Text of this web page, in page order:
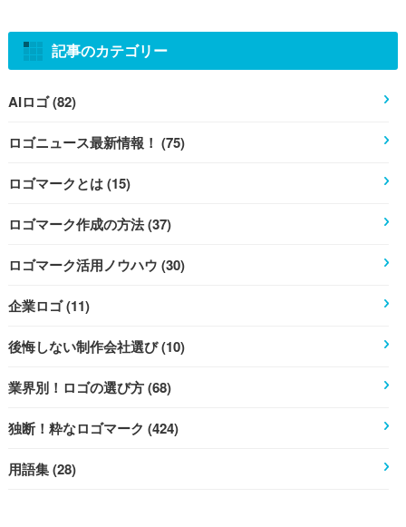
記事のカテゴリー
AIロゴ (82)
ロゴニュース最新情報！ (75)
ロゴマークとは (15)
ロゴマーク作成の方法 (37)
ロゴマーク活用ノウハウ (30)
企業ロゴ (11)
後悔しない制作会社選び (10)
業界別！ロゴの選び方 (68)
独断！粋なロゴマーク (424)
用語集 (28)